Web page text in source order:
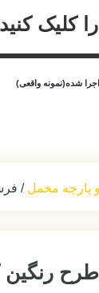
کلیک کنید
شده(نمونه واقعی)
پارچه مخمل /
رنگین